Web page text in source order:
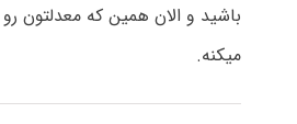
باشید و الان همین که معدلتون
میکنه.